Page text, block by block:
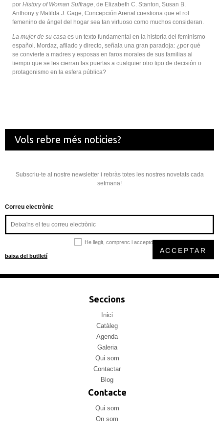
por History of Woman Suffrage, de Elizabeth C. Stanton, Susan B.
Anthony y Matilda J. Gage, Concepción Arenal cuestiona que el rol
femenino de ángel del hogar sea tan virtuoso como muchos consideran.
La mujer de su casa es un texto fundamental en la historia del feminismo
español. Mordaz, afilado y directo, señala una gran paradoja: ¿por qué
se convierte a madres y esposas en faros morales de sus familias al
tiempo que se les cierran las puertas a cualquier otro tipo de decisión o
protagonismo en la esfera pública?
Vols rebre més noticies?
Subscriu-te al nostre newsletter i rebràs totes les nostres novetats cada
setmana!
Correu electrònic
He llegit, comprenc i accepto la
baixa del butlletí
ACCEPTAR
Seccions
Inici
Catàleg
Agenda
Galeria
Qui som
Contactar
Blog
Contacte
Qui som
On som